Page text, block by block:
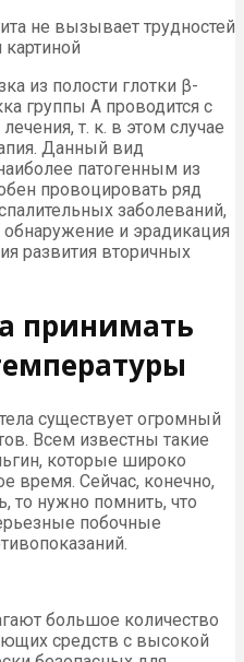
не вызывает трудностей
из полости глотки β-
группы А проводится с
т. к. в этом случае
Данный вид
патогенным из
провоцировать ряд
заболеваний,
и эрадикация
развития вторичных
принимать
существует огромный
Всем известны такие
которые широко
время. Сейчас, конечно,
то нужно помнить, что
побочные
большое количество
средств с высокой